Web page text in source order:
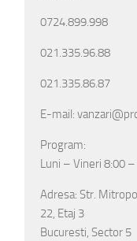
0724.899.998
021.335.96.88
021.335.86.87
E-mail:
Program:
Luni – Vineri 8:00
Adresa: Str.
22, Etaj 3
Bucuresti, Sector 5